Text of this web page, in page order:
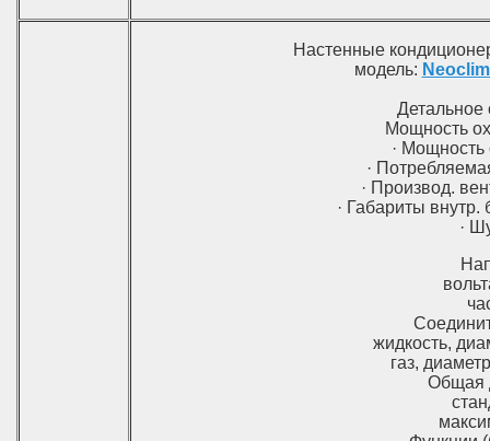
Настенные
модель:
Детальное
Мощность
· Мощность
·
· Производ.
· Габариты
·
жидкость,
газ,
Общая